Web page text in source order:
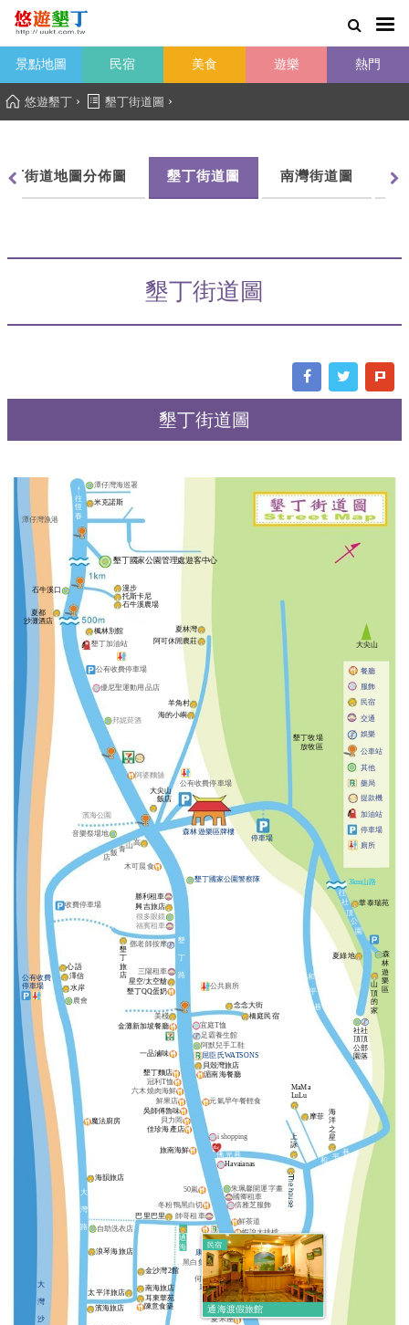
景點地圖 民宿 美食 遊樂 熱門
悠遊墾丁 › 墾丁街道圖 ›
丁街道地圖分佈圖 墾丁街道圖 南灣街道圖
墾丁街道圖
墾丁街道圖
民宿
通海渡假旅館
餐廳
墾丁國家公園管理處遊客中心
潭仔灣漁港
石牛溪口
夏都
沙灘酒店
服飾
公車站
托斯卡尼
石牛溪農場
漫步
墾丁加油站
公有收費停車場
邦妮菸酒
阿婆麵舖
公有收費停車場
大尖山
飯店
濱海公園
森林遊樂區牌樓
停車場
阿可休閒農莊
墾丁牧場
放牧區
勝利租車
木可晨食
墾丁國家公園警察隊
鄧老師按摩
水岸
農會
三陽租車
美棧
六木燒肉海鮮
鮮果店
吳師傅魯味
貝力岡
佳珍海產店
旅南海鮮
冬粉鴨黑白切
一品滷味
50嵐
帥哥租車
魔法廚房
巴里巴里
往
恆
春
民宿
交通
娛樂
其他
藥局
提款機
加油站
停車場
廁所
墾
丁
路
海韻旅店
公共廁所
念念大街
宜庭T恤
足霸養生館
屈臣氏WATSONS
湄南海餐廳
3km山路
華泰瑞苑
往
社
頂
公
園
森
林
遊
樂
區
社
頂
公
園
社
頂
部
落
佛 光巷
上
詠
MaMa
LuLu
海
洋
之
星
和
平
巷
和 平 巷
Havaianas
朱珮馨開運字畫
國卿租車
鮮茶道
澤信紀念品
順興藥局
康是美
聚點
通
海
大尖山
金沙灣2館
太平洋旅店 南海旅店
濱海旅店
157會館
大
灣
沙
大
灣
路
公有收費
停車場
收費停車場
墾丁QQ蛋奶
澤信
星空/太空艙
墾丁麵店
何家食堂
KU House
i shopping
元氣早午餐輕食
倍雅芝服飾
楓林別館
自助洗衣店
羊角村
金灘新加坡餐廳
夏綠地
摩菲
橋庭民宿
貝殼灣旅店
浪琴海旅店
冠利T恤
米克諾斯
海的小嶼
福賓租車
優尼聖運動用品店
很多眼鏡
阿默兒手工鞋
蝦說大排檔
黑白集服飾
夏米屋
心語
興吉旅店
耳東華苑
山
頂
的
家
音樂祭場地
夏林灣
墾
丁
旅
店
潭仔灣海巡署
陳意食築
高
山
青
飯
店